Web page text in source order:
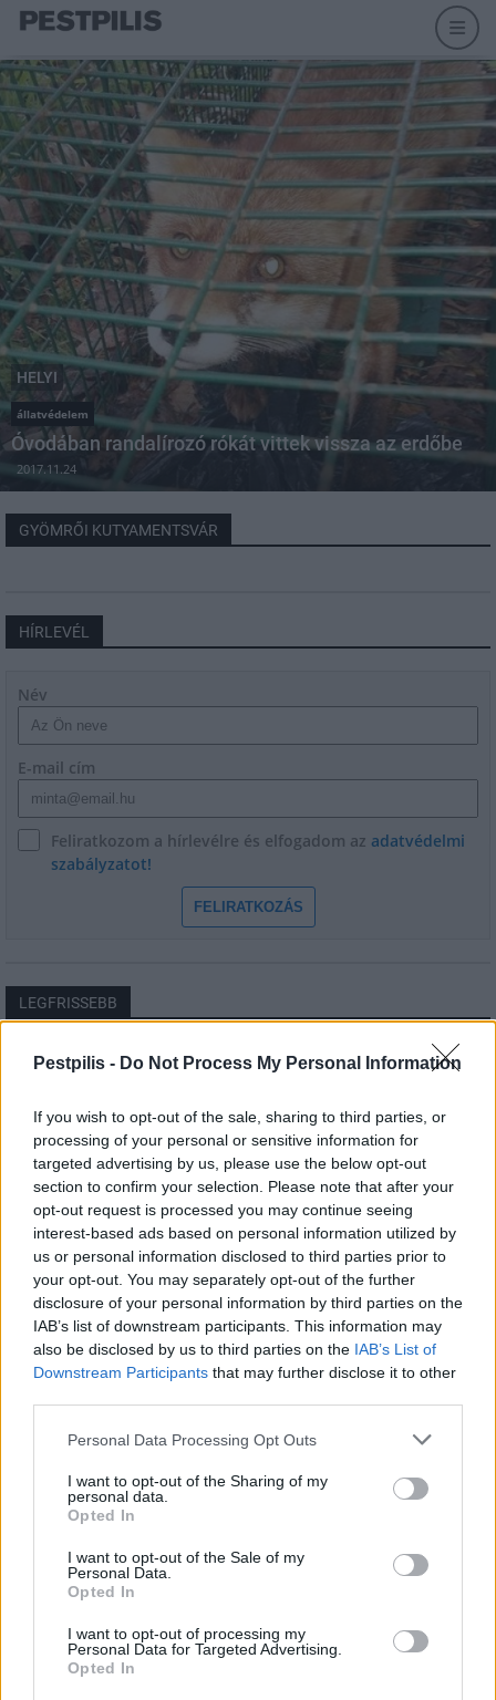
Pestpilis - Do Not Process My Personal Information
If you wish to opt-out of the sale, sharing to third parties, or
processing of your personal or sensitive information for
targeted advertising by us, please use the below opt-out
section to confirm your selection. Please note that after your
opt-out request is processed you may continue seeing
interest-based ads based on personal information utilized by
us or personal information disclosed to third parties prior to
your opt-out. You may separately opt-out of the further
disclosure of your personal information by third parties on the
IAB’s list of downstream participants. This information may
also be disclosed by us to third parties on the IAB’s List of
Downstream Participants that may further disclose it to other
Personal Data Processing Opt Outs
I want to opt-out of the Sharing of my
personal data.
Opted In
I want to opt-out of the Sale of my
Personal Data.
Opted In
I want to opt-out of processing my
Personal Data for Targeted Advertising.
Opted In
HELYI
állatvédelem
Óvodában randalírozó rókát vittek vissza az erdőbe
2017.11.24
GYÖMRŐI KUTYAMENTSVÁR
HÍRLEVÉL
Név
E-mail cím
Feliratkozom a hírlevélre és elfogadom az adatvédelmi
szabályzatot!
FELIRATKOZÁS
LEGFRISSEBB
Országos
Megérkezett az eső a Duna vízgyűjtőjére
Helyi
Amire többmillióan vártunk: szombattól
másodfokúra csökken a riasztás
Pest megye
Fából épül Budakeszi új óvodája
HIRDETÉS
HIRDETÉS
HIRDETÉS